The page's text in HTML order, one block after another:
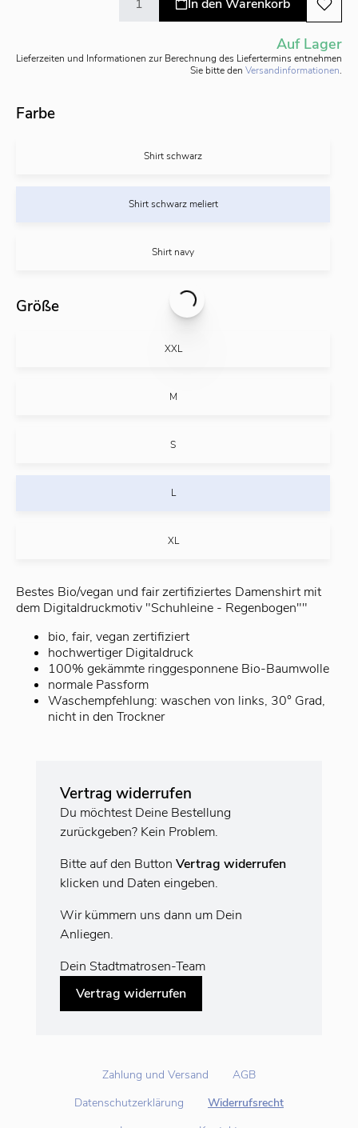
In den Warenkorb
Auf Lager
Lieferzeiten und Informationen zur Berechnung des Liefertermins entnehmen
Sie bitte den Versandinformationen.
Farbe
Shirt schwarz
Shirt schwarz meliert
Shirt navy
Größe
XXL
M
S
L
XL
Bestes Bio/vegan und fair zertifiziertes Damenshirt mit
dem Digitaldruckmotiv "Schuhleine - Regenbogen""
bio, fair, vegan zertifiziert
hochwertiger Digitaldruck
100% gekämmte ringgesponnene Bio-Baumwolle
normale Passform
Waschempfehlung: waschen von links, 30° Grad,
nicht in den Trockner
Vertrag widerrufen
Du möchtest Deine Bestellung
zurückgeben? Kein Problem.
Bitte auf den Button Vertrag widerrufen
klicken und Daten eingeben.
Wir kümmern uns dann um Dein
Anliegen.
Dein Stadtmatrosen-Team
Vertrag widerrufen
Zahlung und Versand
AGB
Datenschutzerklärung
Widerrufsrecht